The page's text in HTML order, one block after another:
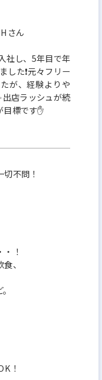
さん
社し、5年目で年
した❗️元々フリー
が、経験よりや
店ラッシュが続
標です✋
不問！
！
、
！